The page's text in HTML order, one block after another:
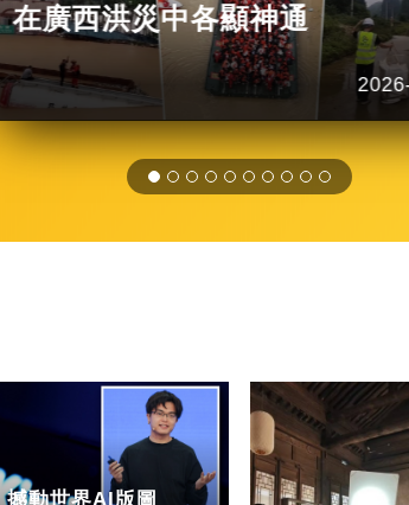
在廣西洪災中各顯神通
撼動世界AI版圖